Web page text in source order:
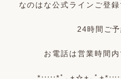
なのはな公式ラインご登録
24時間ご予
お電話は営業時間内